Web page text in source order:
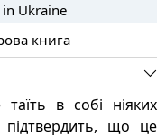
in Ukraine
книга
в собі ніяких
підтвердить, що це